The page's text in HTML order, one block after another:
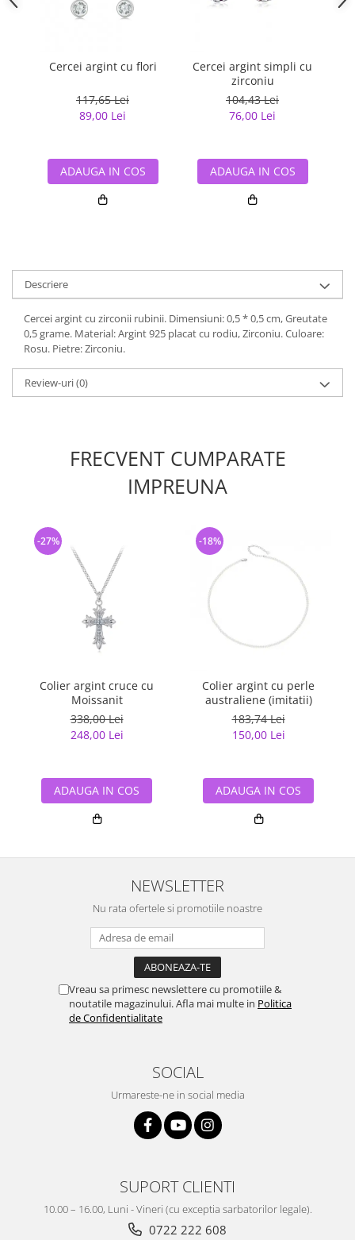
Cercei argint cu flori
117,65 Lei
89,00 Lei
ADAUGA IN COS
Cercei argint simpli cu
zirconiu
104,43 Lei
76,00 Lei
ADAUGA IN COS
Descriere
Cercei argint cu zirconii rubinii. Dimensiuni: 0,5 * 0,5 cm, Greutate
0,5 grame. Material: Argint 925 placat cu rodiu, Zirconiu. Culoare:
Rosu. Pietre: Zirconiu.
Review-uri(0)
FRECVENT CUMPARATE
IMPREUNA
Colier argint cruce cu
Moissanit
338,00 Lei
248,00 Lei
-27%
ADAUGA IN COS
Colier argint cu perle
australiene (imitatii)
183,74 Lei
150,00 Lei
-18%
ADAUGA IN COS
NEWSLETTER
Nu rata ofertele si promotiile noastre
Vreau sa primesc newslettere cu promotiile &
noutatile magazinului. Afla mai multe in Politica
de Confidentialitate
SOCIAL
Urmareste-ne in social media
SUPORT CLIENTI
10.00 – 16.00, Luni - Vineri (cu exceptia sarbatorilor legale).
0722 222 608